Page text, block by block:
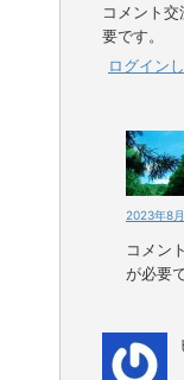
コメント
要です。
ログイン
2023年8
コメン
が必要